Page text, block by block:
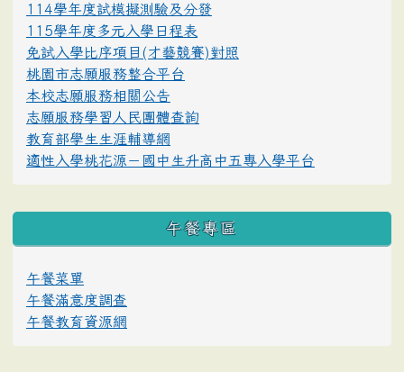
114學年度試模擬測驗及分發
115學年度多元入學日程表
免試入學比序項目(才藝競賽)對照
桃園市志願服務整合平台
本校志願服務相關公告
志願服務學習人民團體查詢
教育部學生生涯輔導網
適性入學桃花源－國中生升高中五專入學平台
午餐專區
午餐菜單
午餐滿意度調查
午餐教育資源網